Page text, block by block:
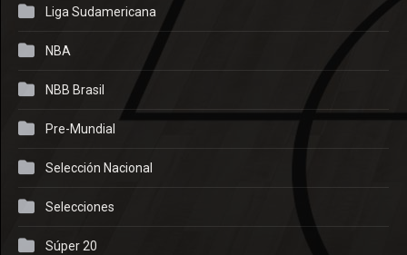
Liga Sudamericana
NBA
NBB Brasil
Pre-Mundial
Selección Nacional
Selecciones
Súper 20